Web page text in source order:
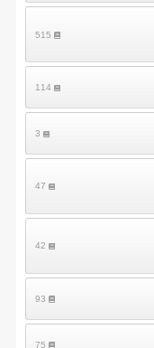
515
114
3
47
42
93
75